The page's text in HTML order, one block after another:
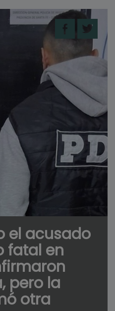
el acusado
fatal en
pero la
otra